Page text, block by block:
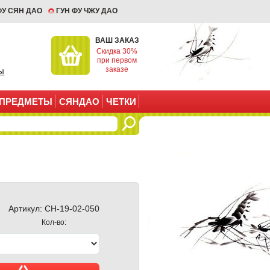
СЯН ДАО ГУН ФУ ЧЖУ ДАО
ВАШ ЗАКАЗ
Скидка 30%
при первом
заказе
ПРЕДМЕТЫ СЯНДАО ЧЕТКИ
Артикул: CH-19-02-050
Кол-во: